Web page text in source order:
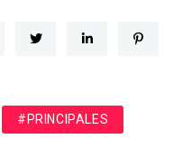
#PRINCIPALES